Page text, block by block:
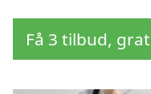
Få 3 tilbud,